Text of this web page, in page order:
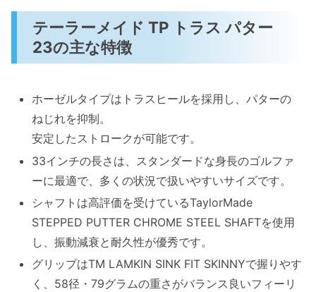
テーラーメイド TP トラス パター
23の主な特徴
ホーゼルタイプはトラスヒールを採用し、パターの
ねじれを抑制。
安定したストロークが可能です。
33インチの長さは、スタンダードな身長のゴルファ
ーに最適で、多くの状況で扱いやすいサイズです。
シャフトは高評価を受けているTaylorMade
STEPPED PUTTER CHROME STEEL SHAFTを使用
し、振動減衰と耐久性が優秀です。
グリップはTM LAMKIN SINK FIT SKINNYで握りやす
く、58径・79グラムの重さがバランス良いフィーリ